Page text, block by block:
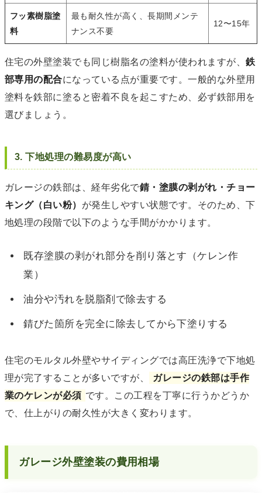
フッ素樹脂塗
料
最も耐久性が高く、長期間メンテ
ナンス不要
12〜15年
住宅の外壁塗装でも同じ樹脂名の塗料が使われますが、鉄
部専用の配合になっている点が重要です。一般的な外壁用
塗料を鉄部に塗ると密着不良を起こすため、必ず鉄部用を
選びましょう。
3. 下地処理の難易度が高い
ガレージの鉄部は、経年劣化で錆・塗膜の剥がれ・チョー
キング（白い粉） が発生しやすい状態です。そのため、下
地処理の段階で以下のような手間がかかります。
既存塗膜の剥がれ部分を削り落とす（ケレン作
業）
油分や汚れを脱脂剤で除去する
錆びた箇所を完全に除去してから下塗りする
住宅のモルタル外壁やサイディングでは高圧洗浄で下地処
理が完了することが多いですが、
ガレージの鉄部は手作
業のケレンが必須 です。この工程を丁寧に行うかどうか
で、仕上がりの耐久性が大きく変わります。
ガレージ外壁塗装の費用相場